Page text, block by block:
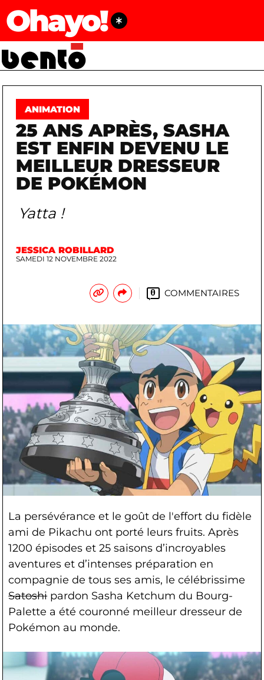
Ohayo!
ANIMATION
25 ANS APRÈS, SASHA
EST ENFIN DEVENU LE
MEILLEUR DRESSEUR
DE POKÉMON
Yatta !
JESSICA ROBILLARD
SAMEDI 12 NOVEMBRE 2022
0 COMMENTAIRES
La persévérance et le goût de l'effort du fidèle
ami de Pikachu ont porté leurs fruits. Après
1200 épisodes et 25 saisons d’incroyables
aventures et d’intenses préparation en
compagnie de tous ses amis, le célébrissime
Satoshipardon Sasha Ketchum du Bourg-
Palette a été couronné meilleur dresseur de
Pokémon au monde.